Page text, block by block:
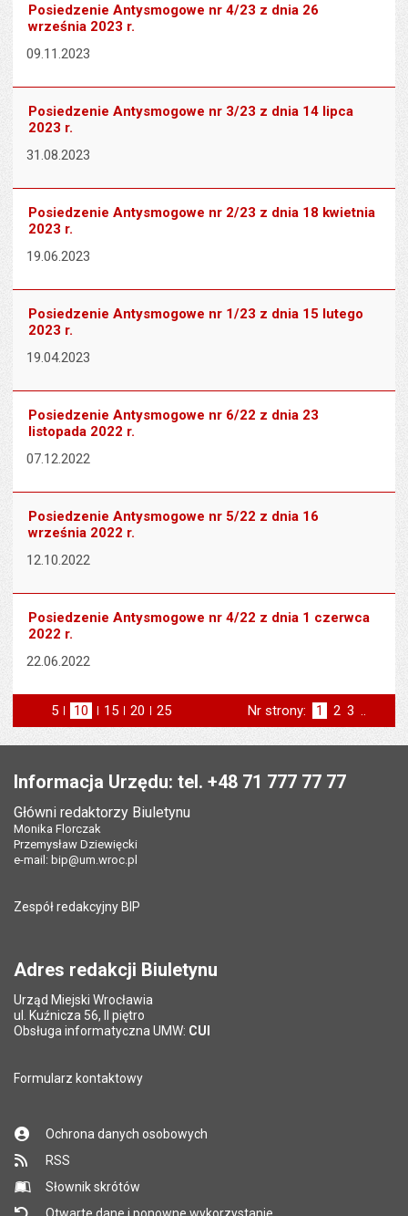
Posiedzenie Antysmogowe nr 4/23 z dnia 26
września 2023 r.
09.11.2023
Posiedzenie Antysmogowe nr 3/23 z dnia 14 lipca
2023 r.
31.08.2023
Posiedzenie Antysmogowe nr 2/23 z dnia 18 kwietnia
2023 r.
19.06.2023
Posiedzenie Antysmogowe nr 1/23 z dnia 15 lutego
2023 r.
19.04.2023
Posiedzenie Antysmogowe nr 6/22 z dnia 23
listopada 2022 r.
07.12.2022
Posiedzenie Antysmogowe nr 5/22 z dnia 16
września 2022 r.
12.10.2022
Posiedzenie Antysmogowe nr 4/22 z dnia 1 czerwca
2022 r.
22.06.2022
5 elementów na stronie
10 elementów
na stronie
15 elementów
na stronie
20 elementów
na stronie
25
na stronie
Nr strony: Strona
1 Strona
2 Strona
3 ..
Informacja Urzędu: tel. +48 71 777 77 77
Główni redaktorzy Biuletynu
Monika Florczak
Przemysław Dziewięcki
e-mail: bip@um.wroc.pl
Zespół redakcyjny BIP
Adres redakcji Biuletynu
Urząd Miejski Wrocławia
ul. Kuźnicza 56, II piętro
Obsługa informatyczna UMW: CUI
Formularz kontaktowy
Ochrona danych osobowych
RSS
Słownik skrótów